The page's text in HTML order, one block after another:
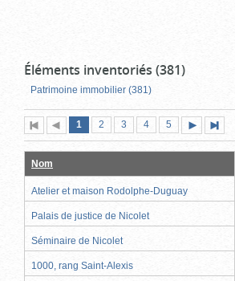
Éléments inventoriés (381)
Patrimoine immobilier (381)
Première
page
Page
précédente
Page
1 (page
actuelle)
Page
2 Page
3 Page
4 Page
5
suivante
page
Nom
Atelier et maison Rodolphe-Duguay
Palais de justice de Nicolet
Séminaire de Nicolet
1000, rang Saint-Alexis